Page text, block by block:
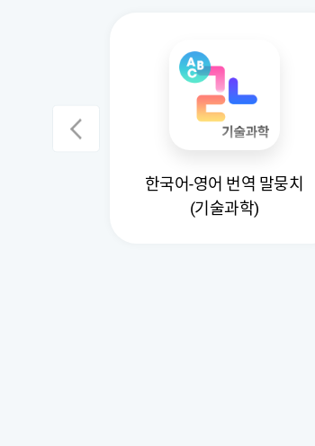
한국어-영어 번역 말뭉치
(기술과학)